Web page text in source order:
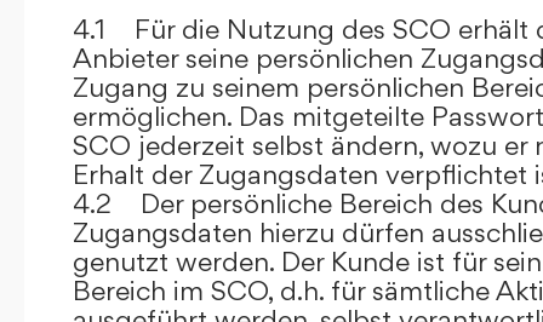
4.1 Für die Nutzung des SCO erhält
Anbieter seine persönlichen
Zugang zu seinem persönlichen
ermöglichen. Das mitgeteilte
SCO jederzeit selbst ändern, wozu er
Erhalt der Zugangsdaten verpflichtet
4.2 Der persönliche Bereich des
Zugangsdaten hierzu dürfen
genutzt werden. Der Kunde ist für
Bereich im SCO, d.h. für sämtliche